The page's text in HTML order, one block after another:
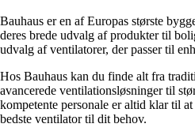
Bauhaus er en af Europas største
deres brede udvalg af produkter til
udvalg af ventilatorer, der passer til
Hos Bauhaus kan du finde alt fra
avancerede ventilationsløsninger til
kompetente personale er altid klar til
bedste ventilator til dit behov.